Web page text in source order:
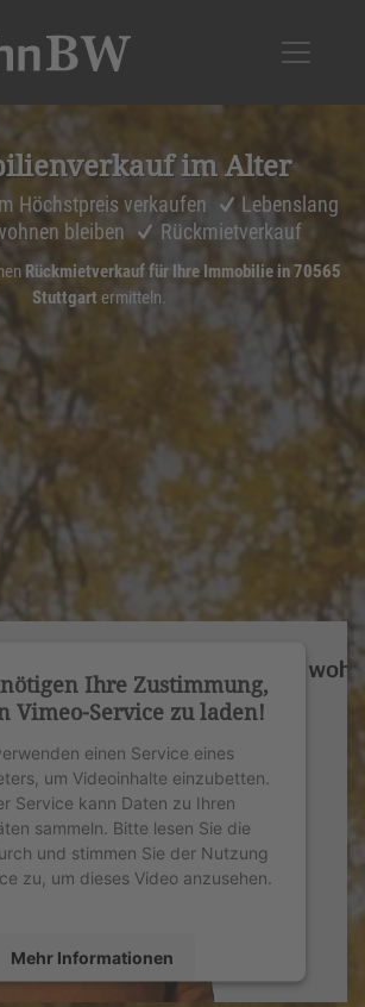
im Alter
Höchstpreis verkaufen
Lebenslang
bleiben
Rückmietverkauf
Rückmietverkauf für Ihre Immobilie in 70565
Stuttgart ermitteln.
Ihre Zustimmung,
Vimeo-Service zu laden!
einen Service eines
um Videoinhalte einzubetten.
Service kann Daten zu Ihren
sammeln. Bitte lesen Sie die
und stimmen Sie der Nutzung
zu, um dieses Video anzusehen.
Mehr Informationen